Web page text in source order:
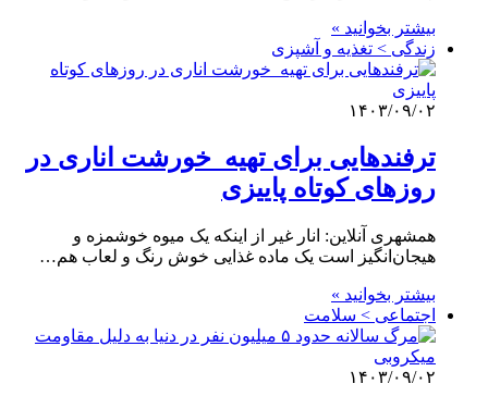
بیشتر بخوانید »
زندگی > تغذیه و آشپزی
۱۴۰۳/۰۹/۰۲
ترفندهایی برای تهیه خورشت‌ اناری در
روزهای کوتاه پاییزی
همشهری آنلاین: انار غیر از اینکه یک میوه خوشمزه و
هیجان‌انگیز است یک ماده غذایی خوش رنگ و لعاب هم…
بیشتر بخوانید »
اجتماعی > سلامت
۱۴۰۳/۰۹/۰۲